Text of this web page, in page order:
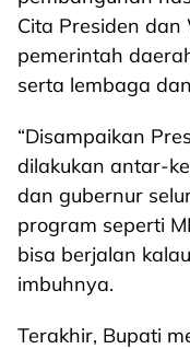
Cita Presiden dan
pemerintah
serta lembaga
“Disampaikan
dilakukan antar-
dan gubernur
program seperti
bisa berjalan
imbuhnya.
Terakhir, Bupati